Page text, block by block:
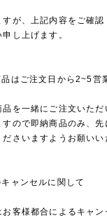
が、上記内容をご確
し上げます。
はご注文日から2~5営
を一緒にご注文いた
ので即納商品のみ、先
さいますようお願いい
ャンセルに関して
お客様都合によるキャ